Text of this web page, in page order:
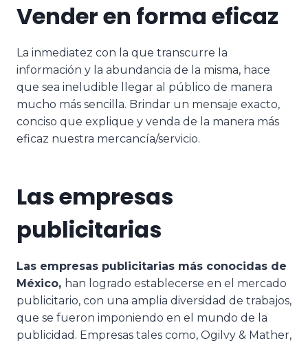
Vender en forma eficaz
La inmediatez con la que transcurre la
información y la abundancia de la misma, hace
que sea ineludible llegar al público de manera
mucho más sencilla. Brindar un mensaje exacto,
conciso que explique y venda de la manera más
eficaz nuestra mercancía/servicio.
Las empresas
publicitarias
Las empresas publicitarias más conocidas de
México, han logrado establecerse en el mercado
publicitario, con una amplia diversidad de trabajos,
que se fueron imponiendo en el mundo de la
publicidad. Empresas tales como, Ogilvy & Mather,